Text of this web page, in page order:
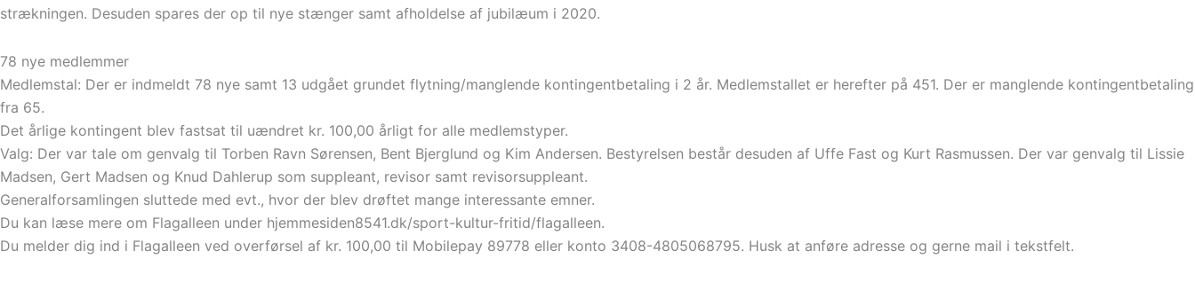
strækningen. Desuden spares der op til nye stænger samt afholdelse af jubilæum i 2020.
78 nye medlemmer
Medlemstal: Der er indmeldt 78 nye samt 13 udgået grundet flytning/manglende kontingentbetaling i 2 år. Medlemstallet er herefter på 451. Der er manglende kontingentbetaling
fra 65.
Det årlige kontingent blev fastsat til uændret kr. 100,00 årligt for alle medlemstyper.
Valg: Der var tale om genvalg til Torben Ravn Sørensen, Bent Bjerglund og Kim Andersen. Bestyrelsen består desuden af Uffe Fast og Kurt Rasmussen. Der var genvalg til Lissie
Madsen, Gert Madsen og Knud Dahlerup som suppleant, revisor samt revisorsuppleant.
Generalforsamlingen sluttede med evt., hvor der blev drøftet mange interessante emner.
Du kan læse mere om Flagalleen under hjemmesiden8541.dk/sport-kultur-fritid/flagalleen.
Du melder dig ind i Flagalleen ved overførsel af kr. 100,00 til Mobilepay 89778 eller konto 3408-4805068795. Husk at anføre adresse og gerne mail i tekstfelt.